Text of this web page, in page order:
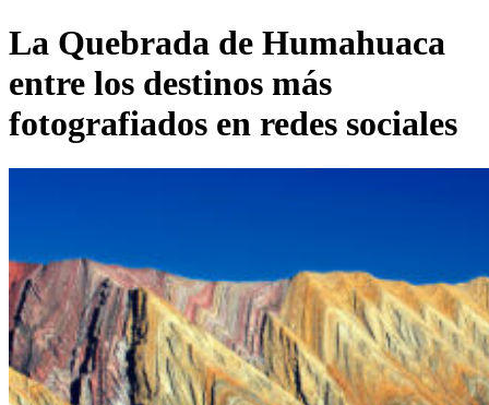
La Quebrada de Humahuaca
entre los destinos más
fotografiados en redes sociales